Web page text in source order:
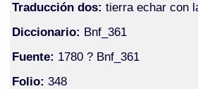
Traducción dos: tierra echar con
Diccionario: Bnf_361
Fuente: 1780 ? Bnf_361
Folio: 348